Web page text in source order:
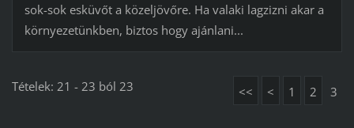
sok-sok esküvőt a közeljövőre. Ha valaki lagzizni akar a
környezetünkben, biztos hogy ajánlani...
Tételek: 21 - 23 ból 23 << < 1 2 3